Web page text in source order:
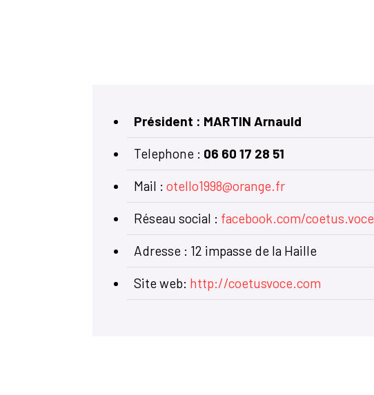
Président : MARTIN Arnauld
Telephone : 06 60 17 28 51
Mail : otello1998@orange.fr
Réseau social : facebook.com/coetus.voce
Adresse : 12 impasse de la Haille
Site web: http://coetusvoce.com